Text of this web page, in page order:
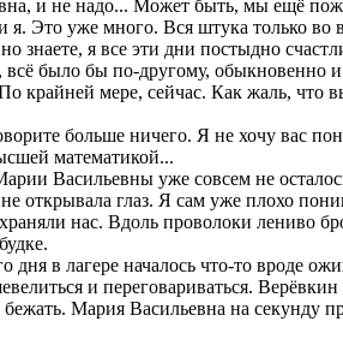
и не надо... Может быть, мы ещё
я. Это уже много. Вся штука только во
знаете, я все эти дни постыдно
всё было бы по-другому, обыкновенно
крайней мере, сейчас. Как жаль, что
больше ничего. Я не хочу вас
математикой...
Васильевны уже совсем не
открывала глаз. Я сам уже плохо
нас. Вдоль проволоки лениво
дня в лагере началось что-то вроде
и переговариваться.
Мария Васильевна на секунду